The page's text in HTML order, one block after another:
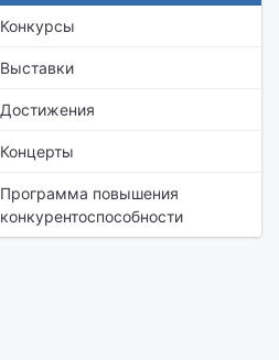
Конкурсы
Выставки
Достижения
Концерты
Программа повышения
конкурентоспособности